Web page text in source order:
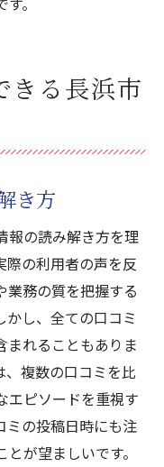
きる長浜市
き方
報の読み解き方を理
際の利用者の声を反
業務の質を把握する
かし、全ての口コミ
まれることもありま
、複数の口コミを比
エピソードを重視す
ミの投稿日時にも注
が望ましいです。